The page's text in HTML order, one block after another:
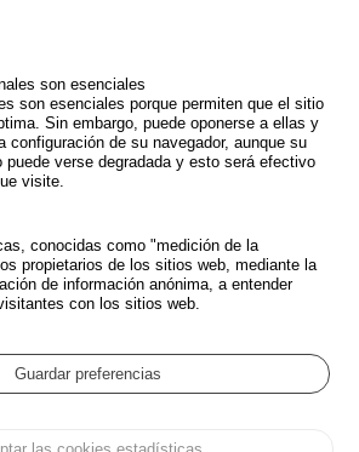
PERSONALES PROCEDENTES DE
DE ESTUDIOS
VIAL
son esenciales
son esenciales porque permiten que el sitio
Sin embargo, puede oponerse a ellas y
configuración de su navegador, aunque su
puede verse degradada y esto será efectivo
visite.
conocidas como "medición de la
propietarios de los sitios web, mediante la
de información anónima, a entender
con los sitios web.
Guardar preferencias
las cookies estadísticas